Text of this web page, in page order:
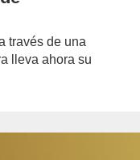
través de una
lleva ahora su